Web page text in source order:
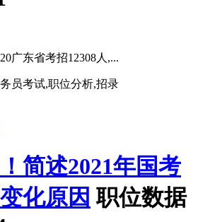
广东省考招12308人,...
员考试,职位分析,招录
简述2021年国考
化原因 职位数据